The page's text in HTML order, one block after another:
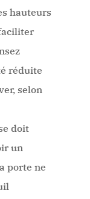
hauteurs
réduite
selon
doit
un
porte ne